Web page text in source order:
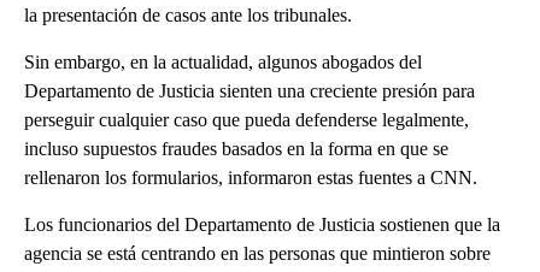
la presentación de casos ante los tribunales.
Sin embargo, en la actualidad, algunos abogados del
Departamento de Justicia sienten una creciente presión para
perseguir cualquier caso que pueda defenderse legalmente,
incluso supuestos fraudes basados ​​en la forma en que se
rellenaron los formularios, informaron estas fuentes a CNN.
Los funcionarios del Departamento de Justicia sostienen que la
agencia se está centrando en las personas que mintieron sobre